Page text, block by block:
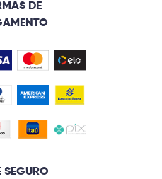
DE
SEGURO